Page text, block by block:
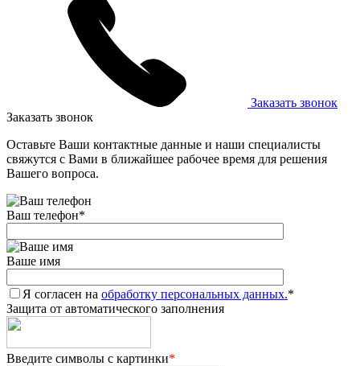
Заказать звонок
Заказать звонок
Оставьте Ваши контактные данные и наши специалисты
свяжутся с Вами в ближайшее рабочее время для решения
Вашего вопроса.
Ваш телефон*
Ваше имя
Я согласен на обработку персональных данных.*
Защита от автоматического заполнения
Введите символы с картинки*